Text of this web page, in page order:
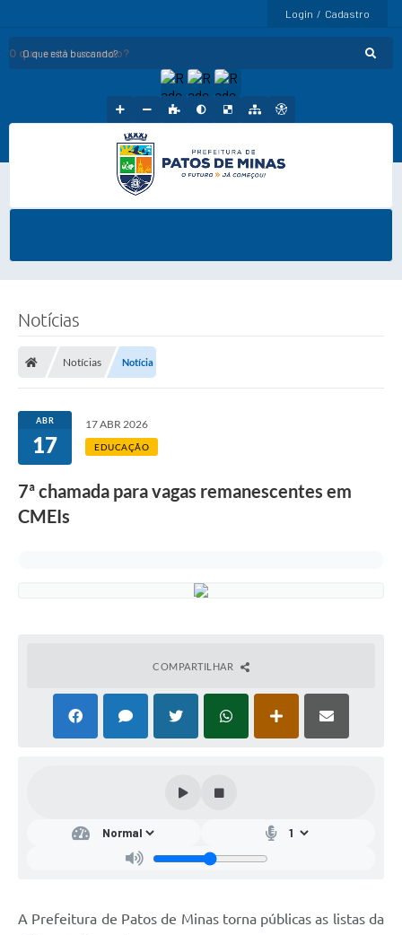
Login / Cadastro
O que está buscando?
Notícias
Notícias Notícia
ABR
17
17 ABR 2026
EDUCAÇÃO
7ª chamada para vagas remanescentes em
CMEIs
COMPARTILHAR
A Prefeitura de Patos de Minas torna públicas as listas da